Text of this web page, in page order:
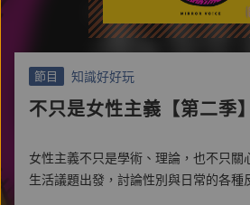
節目 知識好好玩
不只是女性主義【第二季】
女性主義不只是學術、理論，也不只關
生活議題出發，討論性別與日常的各種